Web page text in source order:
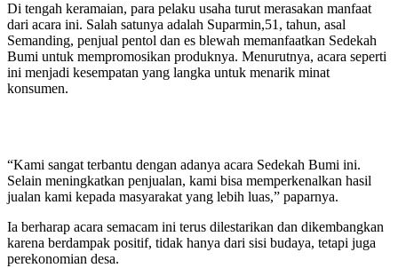
Di tengah keramaian, para pelaku usaha turut merasakan manfaat
dari acara ini. Salah satunya adalah Suparmin,51, tahun, asal
Semanding, penjual pentol dan es blewah memanfaatkan Sedekah
Bumi untuk mempromosikan produknya. Menurutnya, acara seperti
ini menjadi kesempatan yang langka untuk menarik minat
konsumen.
“Kami sangat terbantu dengan adanya acara Sedekah Bumi ini.
Selain meningkatkan penjualan, kami bisa memperkenalkan hasil
jualan kami kepada masyarakat yang lebih luas,” paparnya.
Ia berharap acara semacam ini terus dilestarikan dan dikembangkan
karena berdampak positif, tidak hanya dari sisi budaya, tetapi juga
perekonomian desa.